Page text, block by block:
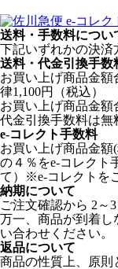
送料・手数料につい
下記いずれかの決済
送料・代金引換手数
お買い上げ商品金
律1,100円（税込）
お買い上げ商品金額
代金引換手数料は無
e-コレクト手数料
お買い上げ商品金
の４％をe-コレクト
て）※e-コレクトを
納期について
ご注文確認から 2～
万一、商品が到着し
い合わせください。
返品について
商品の性質上、原則